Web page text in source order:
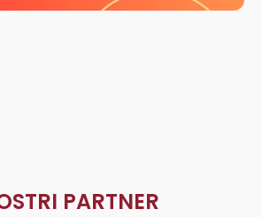
PARTNER